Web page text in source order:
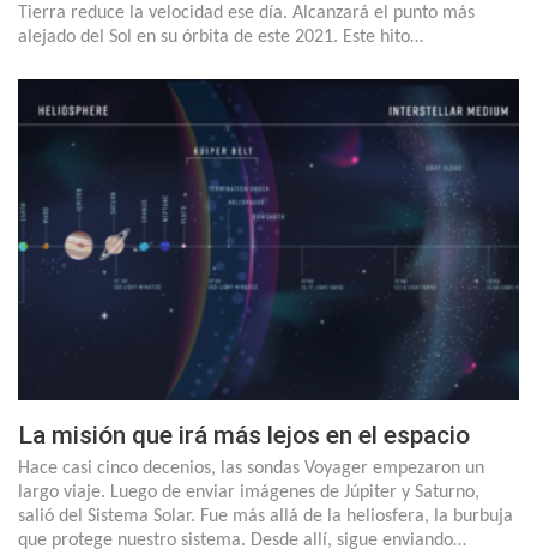
Tierra reduce la velocidad ese día. Alcanzará el punto más
alejado del Sol en su órbita de este 2021. Este hito…
La misión que irá más lejos en el espacio
Hace casi cinco decenios, las sondas Voyager empezaron un
largo viaje. Luego de enviar imágenes de Júpiter y Saturno,
salió del Sistema Solar. Fue más allá de la heliosfera, la burbuja
que protege nuestro sistema. Desde allí, sigue enviando…